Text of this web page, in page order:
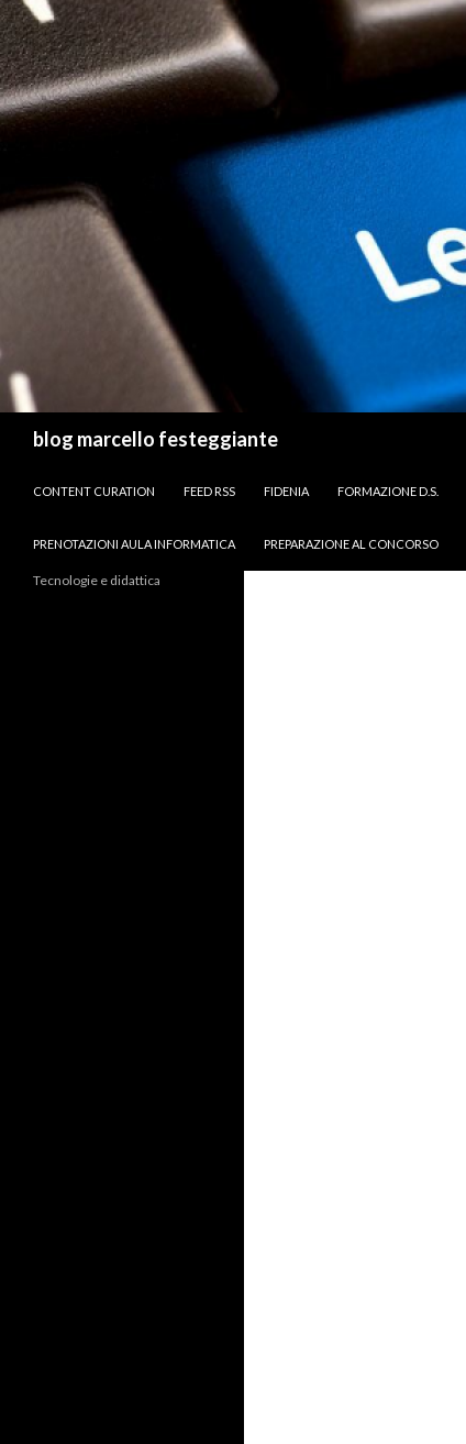
blog marcello festeggiante
CONTENT CURATION
FEED RSS FIDENIA FORMAZIONE D.S.
PRENOTAZIONI AULA INFORMATICA PREPARAZIONE AL CONCORSO
Tecnologie e didattica